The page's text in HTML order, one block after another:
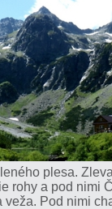
plesa.
rohy a pod nimi
veža. Pod nimi